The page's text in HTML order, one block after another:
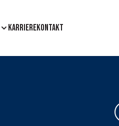
KarriereKontakt